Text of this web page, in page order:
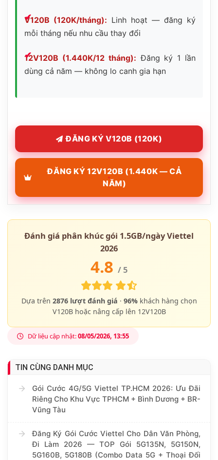
V120B (120K/tháng): Linh hoạt — đăng ký
mỗi tháng nếu nhu cầu thay đổi
12V120B (1.440K/12 tháng): Đăng ký 1 lần
dùng cả năm — không lo canh gia hạn
ĐĂNG KÝ V120B (120K)
ĐĂNG KÝ 12V120B (1.440K — CẢ
NĂM)
Đánh giá phân khúc gói 1.5GB/ngày Viettel
2026
4.8 / 5
Dựa trên 2876lượt đánh giá · 96%khách hàng chọn
V120B hoặc nâng cấp lên 12V120B
Dữ liệu cập nhật:08/05/2026, 13:55
TIN CÙNG DANH MỤC
Gói Cước 4G/5G Viettel TP.HCM 2026: Ưu Đãi
Riêng Cho Khu Vực TPHCM + Bình Dương + BR-
Vũng Tàu
Đăng Ký Gói Cước Viettel Cho Dân Văn Phòng,
Đi Làm 2026 — TOP Gói 5G135N, 5G150N,
5G160B, 5G180B (Combo Data 5G + Thoại Đối